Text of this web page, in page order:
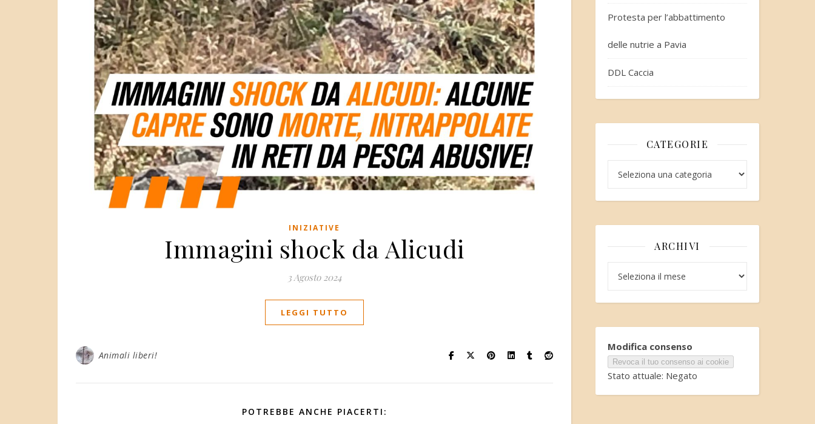
INIZIATIVE
Immagini shock da Alicudi
3 Agosto 2024
LEGGI TUTTO
Animali liberi!
POTREBBE ANCHE PIACERTI:
Protesta per l’abbattimento
delle nutrie a Pavia
DDL Caccia
CATEGORIE
ARCHIVI
Modifica consenso
Revoca il tuo consenso ai cookie
Stato attuale: Negato